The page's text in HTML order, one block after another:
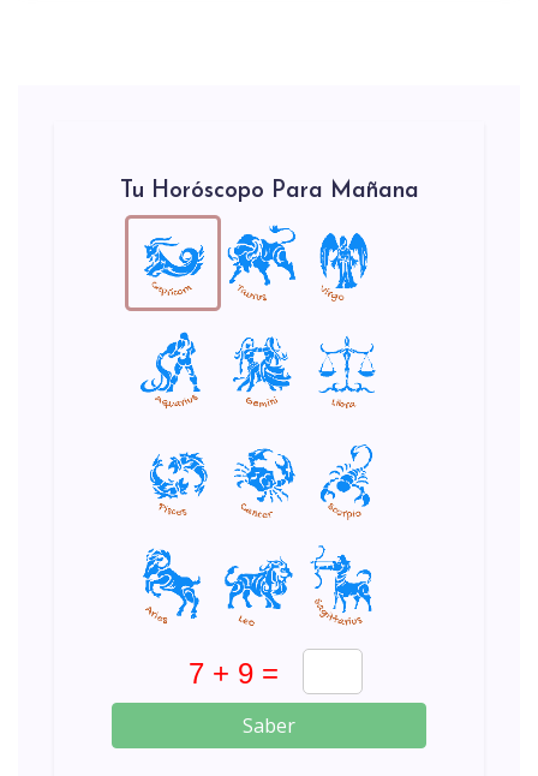
Tu Horóscopo Para Mañana
Saber